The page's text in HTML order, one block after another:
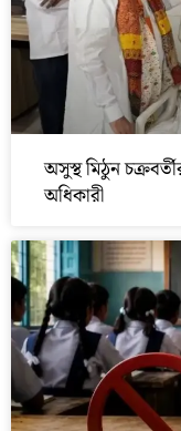
অসুস্থ মিঠুন
অধিকারী